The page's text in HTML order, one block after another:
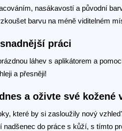
nasákavostí a původní
barvu na méně viditelném
práci
láhev s aplikátorem a
a přesněji!
a oživte své kožené
které by si zasloužily nový
do práce s kůží, s tímto